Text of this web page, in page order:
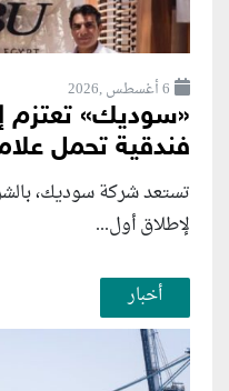
6 أغسطس ,2026
«سوديك»
فندقية تحمل
تستعد شركة سوديك،
لإطلاق أول...
أخبار